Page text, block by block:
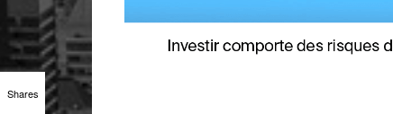
Shares